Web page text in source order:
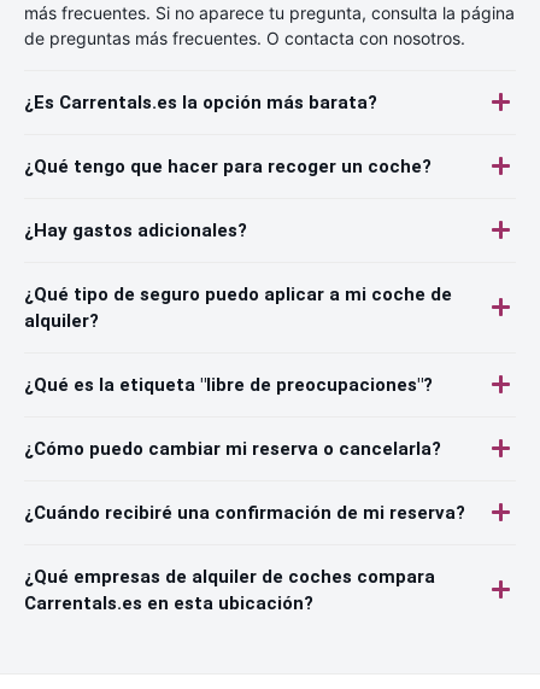
más frecuentes. Si no aparece tu pregunta, consulta la página
de preguntas más frecuentes. O contacta con nosotros.
¿Es Carrentals.es la opción más barata?
¿Qué tengo que hacer para recoger un coche?
¿Hay gastos adicionales?
¿Qué tipo de seguro puedo aplicar a mi coche de
alquiler?
¿Qué es la etiqueta "libre de preocupaciones"?
¿Cómo puedo cambiar mi reserva o cancelarla?
¿Cuándo recibiré una confirmación de mi reserva?
¿Qué empresas de alquiler de coches compara
Carrentals.es en esta ubicación?